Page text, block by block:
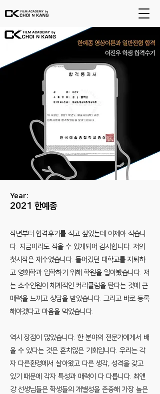
Year:
2021 한예종
작년부터 합격후기를 적고 싶었는데 이제야 적습니
다. 지금이라도 적을 수 있게되어 감사합니다. 저의
첫시작은 재수였습니다. 들어갔던 대학교를 자퇴하
고 영화학과 입학하기 위해 학원을 알아봤습니다. 저
는 소수인원이 체계적인 커리큘럼을 탄다는 것에 큰
매력을 느끼고 상담을 받았습니다. 그리고 바로 등록
해야겠다고 마음을 먹었습니다.
역시 장점이 많았습니다. 한 분야의 전문가에게서 배
울 수 있다는 것은 흔치않은 기회입니다. 우리는 각
자 다른환경에서 살아왔고 다른 생각, 성격을 갖고
있기 때문에 각자 특성과 매력이 다 다릅니다. 최앤
강 선생님들은 학생들의 개별성을 존중해 가장 높은